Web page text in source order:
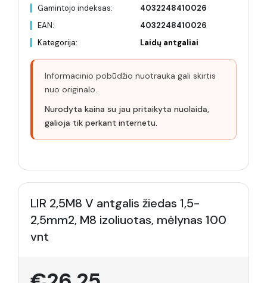
Gamintojo indeksas:
4032248410026
EAN:
4032248410026
Kategorija:
Laidų antgaliai
Informacinio pobūdžio nuotrauka gali skirtis
nuo originalo.
Nurodyta kaina su jau pritaikyta nuolaida,
galioja tik perkant internetu.
LIR 2,5M8 V antgalis žiedas 1,5-
2,5mm2, M8 izoliuotas, mėlynas 100
vnt